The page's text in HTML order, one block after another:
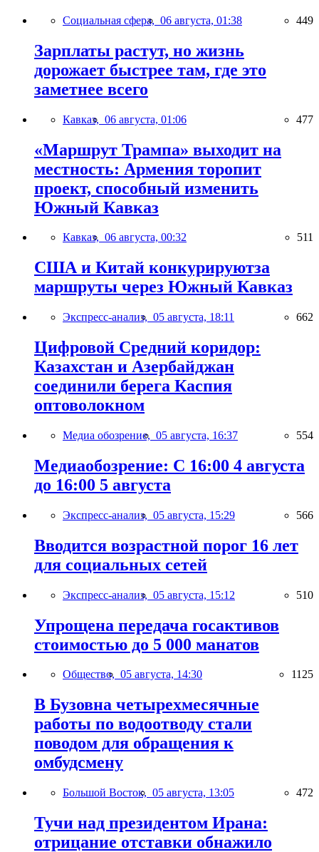
Социальная сфера, 06 августа, 01:38 449
Зарплаты растут, но жизнь
дорожает быстрее там, где это
заметнее всего
Кавказ, 06 августа, 01:06 477
«Маршрут Трампа» выходит на
местность: Армения торопит
проект, способный изменить
Южный Кавказ
Кавказ, 06 августа, 00:32 511
США и Китай конкурируютза
маршруты через Южный Кавказ
Экспресс-анализ, 05 августа, 18:11 662
Цифровой Средний коридор:
Казахстан и Азербайджан
соединили берега Каспия
оптоволокном
Медиа обозрение, 05 августа, 16:37 554
Медиаобозрение: С 16:00 4 августа
до 16:00 5 августа
Экспресс-анализ, 05 августа, 15:29 566
Вводится возрастной порог 16 лет
для социальных сетей
Экспресс-анализ, 05 августа, 15:12 510
Упрощена передача госактивов
стоимостью до 5 000 манатов
Общество, 05 августа, 14:30 1125
В Бузовна четырехмесячные
работы по водоотводу стали
поводом для обращения к
омбудсмену
Большой Восток, 05 августа, 13:05 472
Тучи над президентом Ирана:
отрицание отставки обнажило